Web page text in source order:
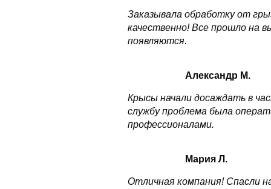
Заказывала обработку от
качественно! Все прошло на
появляются.
Александр М.
Крысы начали досаждать в
службу проблема была
профессионалами.
Мария Л.
Отличная компания! Спасли